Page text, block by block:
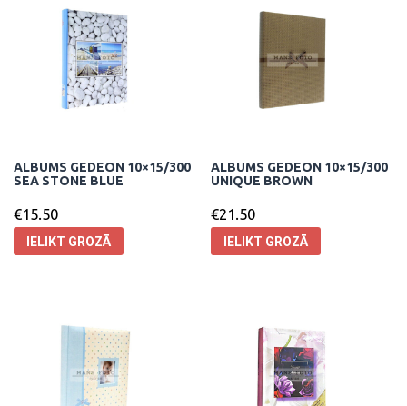
ALBUMS GEDEON 10×15/300
SEA STONE BLUE
€15.50
IELIKT GROZĀ
ALBUMS GEDEON 10×15/300
UNIQUE BROWN
€21.50
IELIKT GROZĀ